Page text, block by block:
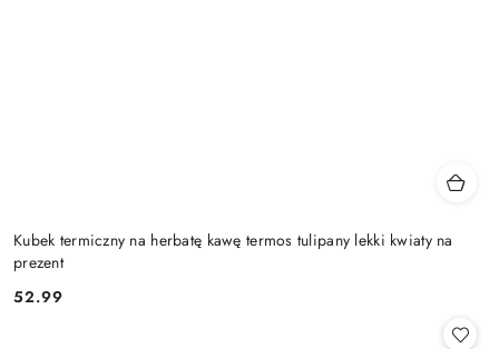
Kubek termiczny na herbatę kawę termos tulipany lekki kwiaty na
prezent
Cena:
52.99